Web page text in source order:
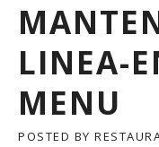
LINEA-
MENU
POSTED BY